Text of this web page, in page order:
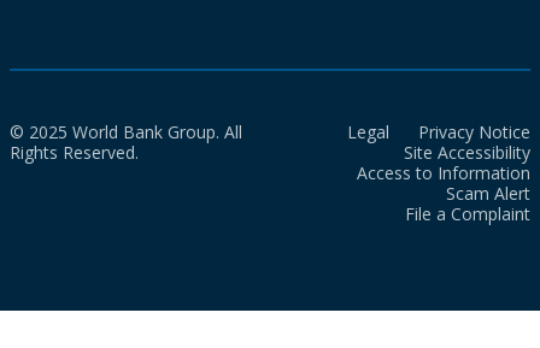
© 2025 World Bank Group. All
Rights Reserved.
Legal
Privacy Notice
Site Accessibility
Access to Information
Scam Alert
File a Complaint